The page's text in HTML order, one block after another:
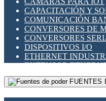
VARIADORES DE
SECCIONADORES -
MAQUINARIA
INTERFACES DE RELÉ
OTROS RELÉS
PROTECCIÓN
RELÉS
RELÉS DE SEÑAL
RELÉS DE ESTADO
RELÉS
RELÉS MINIATURA
SENSORES
CAPACITACIÓN Y
COMUNICACIÓN
CONVERSORES DE
CONVERSORES
DISPOSITIVOS I/O
ETHERNET
EXTENSOR
GATEWAY LORAWAN
GESTIÓN DE REDES
FUENTES